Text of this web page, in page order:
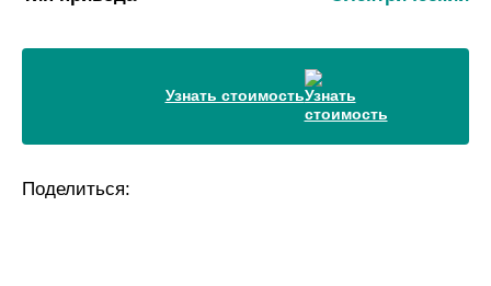
Узнать стоимость
Поделиться: